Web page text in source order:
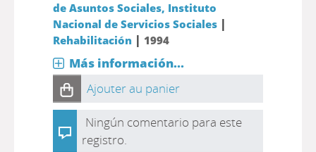
de Asuntos Sociales, Instituto
Nacional de Servicios Sociales|
Rehabilitación | 1994
Más información...
Ajouter au panier
Ningún comentario para este
registro.